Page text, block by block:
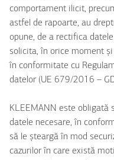
comportament ilicit,
astfel de rapoarte, au
opune, de a rectifica
solicita, în orice moment
în conformitate cu
datelor (UE 679/2016 –
KLEEMANN este obligată
datele necesare, în
să le șteargă în mod
cazurilor în care există